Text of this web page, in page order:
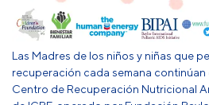
Las Madres de los niños y niñas que
recuperación cada semana
Centro de Recuperación Nutricional